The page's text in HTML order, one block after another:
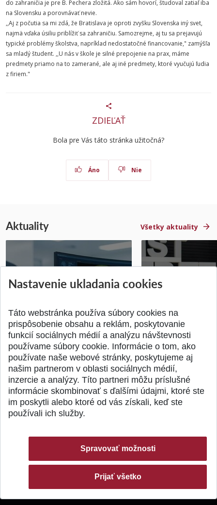
do zahraničia je pre B. Pechera zložitá. Ako sám hovorí, študoval zatiaľ iba
na Slovensku a porovnávať nevie.
,,Aj z počutia sa mi zdá, že Bratislava je oproti zvyšku Slovenska iný svet,
najmä vďaka úsiliu priblížiť sa zahraničiu. Samozrejme, aj tu sa prejavujú
typické problémy školstva, napríklad nedostatočné financovanie," zamýšľa
sa mladý študent. ,,U nás v škole je silné prepojenie na prax, máme
predmety priamo na to zamerané, ale aj iné predmety, ktoré vyučujú ľudia
z firiem."
ZDIEĽAŤ
Bola pre Vás táto stránka užitočná?
Áno Nie
Aktuality Všetky aktuality
Europe na posilnenie
Študentský tím z
jediný zastupoval
SPÄŤ NA VRCH
© 2026 Slovenská technická univerzita
Nastavenie ukladania cookies
Táto webstránka používa súbory cookies na
prispôsobenie obsahu a reklám, poskytovanie
funkcií sociálnych médií a analýzu návštevnosti
používame súbory cookie. Informácie o tom, ako
používate naše webové stránky, poskytujeme aj
našim partnerom v oblasti sociálnych médií,
inzercie a analýzy. Títo partneri môžu príslušné
informácie skombinovať s ďalšími údajmi, ktoré ste
im poskytli alebo ktoré od vás získali, keď ste
používali ich služby.
Spravovať možnosti
Prijať všetko